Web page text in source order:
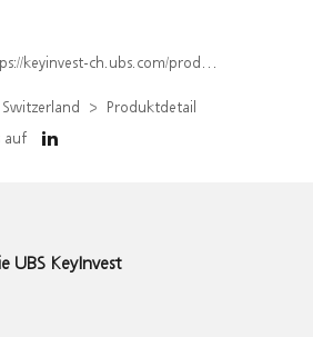
ch.ubs.com/produkt/detail/index/isin/CH1584635937
Switzerland
Produktdetail
auf
UBS KeyInvest